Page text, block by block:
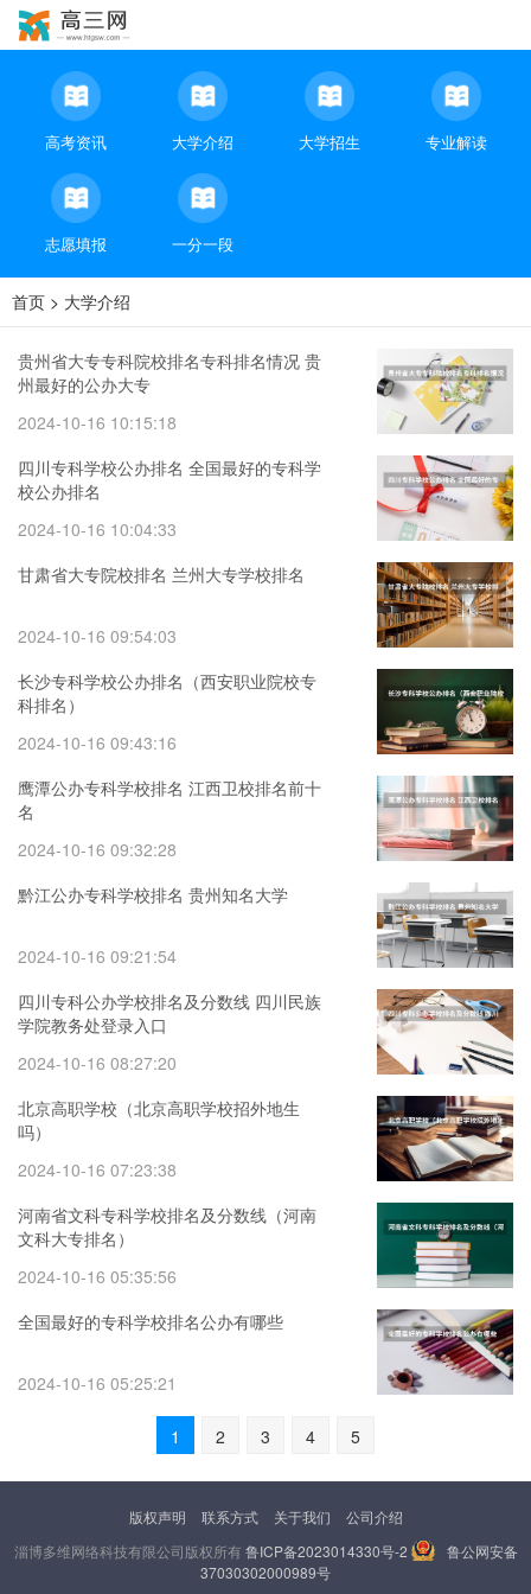
高考资讯 大学介绍 大学招生 专业解读
志愿填报 一分一段
首页 > 大学介绍
贵州省大专专科院校排名专科排名情况 贵
州最好的公办大专
2024-10-16 10:15:18
四川专科学校公办排名 全国最好的专科学
校公办排名
2024-10-16 10:04:33
甘肃省大专院校排名 兰州大专学校排名
2024-10-16 09:54:03
长沙专科学校公办排名（西安职业院校专
科排名）
2024-10-16 09:43:16
鹰潭公办专科学校排名 江西卫校排名前十
名
2024-10-16 09:32:28
黔江公办专科学校排名 贵州知名大学
2024-10-16 09:21:54
四川专科公办学校排名及分数线 四川民族
学院教务处登录入口
2024-10-16 08:27:20
北京高职学校（北京高职学校招外地生
吗）
2024-10-16 07:23:38
河南省文科专科学校排名及分数线（河南
文科大专排名）
2024-10-16 05:35:56
全国最好的专科学校排名公办有哪些
2024-10-16 05:25:21
1 2 3 4 5
版权声明 联系方式 关于我们
公司介绍
淄博多维网络科技有限公司版权所有鲁ICP备2023014330号-2
鲁公网安备
37030302000989号